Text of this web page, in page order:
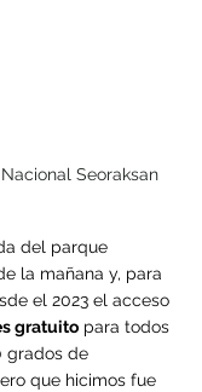
Seoraksan
del parque
la mañana y, para
el 2023 el acceso
gratuito para todos
grados de
que hicimos fue